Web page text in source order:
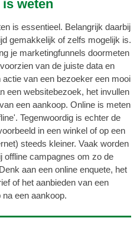
is weten
is essentieel. Belangrijk daarbij
gemakkelijk of zelfs mogelijk is.
je marketingfunnels doormeten
van de juiste data en
van een bezoeker een mooi
een websitebezoek, het invullen
een aankoop. Online is meten
Tegenwoordig is echter de
in een winkel of op een
steeds kleiner. Vaak worden
offline campagnes om zo de
aan een online enquete, het
of het aanbieden van een
een aankoop.